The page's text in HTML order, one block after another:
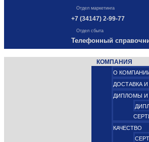
Отдел маркетинга
+7 (34147) 2-99-77
Отдел сбыта
Телефонный
КОМПАНИЯ
О
ДОСТАВКА
ДИПЛОМЫ И
КАЧЕСТВО